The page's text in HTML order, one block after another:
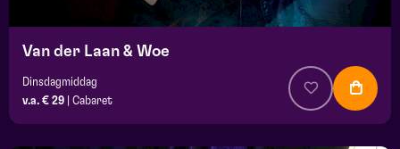
Van der Laan & Woe
Dinsdagmiddag
v.a. € 29
Cabaret